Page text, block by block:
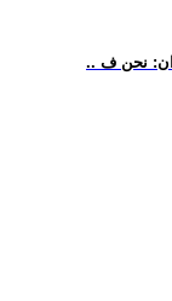
نحن ف